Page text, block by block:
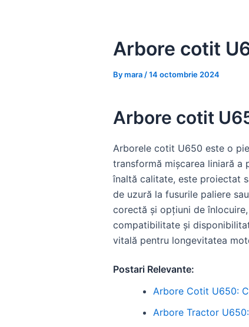
Arbore cotit
Bymara /14 octombrie 2024
Arbore cotit
Arborele cotit U650 este o
transformă mișcarea liniară
înaltă calitate, este proiectat
de uzură la fusurile paliere
corectă și opțiuni de
compatibilitate și
vitală pentru longevitatea
Postari Relevante:
Arbore Cotit U650:
Arbore Tractor